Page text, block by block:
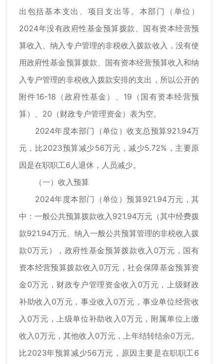
出包括基本支出、项目支出等。本部门（单位）
2024年没有政府性基金预算拨款、国有资本经营预
算收入、纳入专户管理的非税收入拨款收入，没有使
用政府性基金预算拨款、国有资本经营预算收入和纳
入专户管理的非税收入拨款安排的支出，所以公开的
附件16-18（政府性基金）、19（国有资本经营预
算）、20（财政专户管理资金）表为空。
2024年度本部门（单位）收支总预算921.94万
元，比2023预算减少56万元，减少5.72%，主要原
因是在职职工6人退休，人员减少。
（一）收入预算
2024年度本部门（单位）预算921.94万元，其
中：一般公共预算拨款收入921.94万元（其中经费拨
款921.94万元、纳入一般公共预算管理的非税收入拨
款0万元），政府性基金预算拨款收入0万元，国有
资本经营预算拨款收入0万元，社会保障基金预算资
金0万元，财政专户管理资金收入0万元，上级财政
补助收入0万元，事业收入0万元，事业单位经营收
入0万元，上级单位补助收入0万元，附属单位上缴
收入0万元，其他收入0万元，上年结转结余0万元。
比2023年预算减少56万元，原因主要是在职职工6